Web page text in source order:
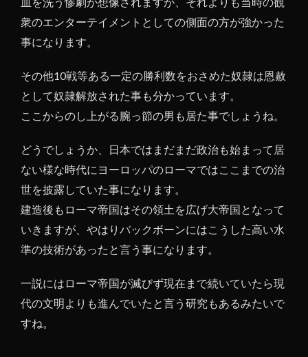
衆のエンターテイメントとしての側面の方が強かった
事になります。
その他10戦等ある一定の勝利数をおさめた奴隷は恩赦
として奴隷解放された事も分かっています。
ここからのし上がる腕っ節の男も居た事でしょうね。
どうでしょうか、日本ではまだまだ政治も始まって居
ない様な時代にヨーロッパのローマではここまでの治
世を披露していた事になります。
建造後もローマ帝国はその領土を広げ大帝国となって
いきますが、やはりバックボーンにはこうした高い水
準の技術があったと言う事になります。
一説にはローマ帝国が滅びず現在まで続いていたら現
代の文明よりも進んでいたと言う研究もあるみたいで
すね。